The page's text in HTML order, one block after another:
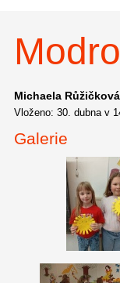
Michaela Růžičková
Vloženo: 30. dubna v
Galerie